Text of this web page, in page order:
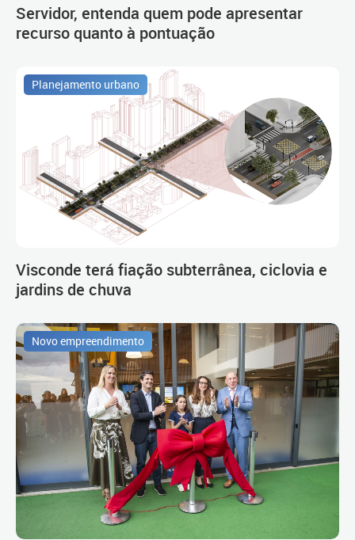
Servidor, entenda quem pode apresentar
recurso quanto à pontuação
Planejamento urbano
Visconde terá fiação subterrânea, ciclovia e
jardins de chuva
Novo empreendimento